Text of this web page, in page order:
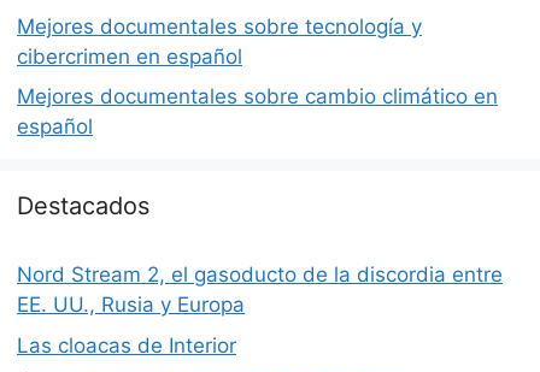
Mejores documentales sobre tecnología y
cibercrimen en español
Mejores documentales sobre cambio climático en
español
Destacados
Nord Stream 2, el gasoducto de la discordia entre
EE. UU., Rusia y Europa
Las cloacas de Interior